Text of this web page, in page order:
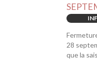
28
que la